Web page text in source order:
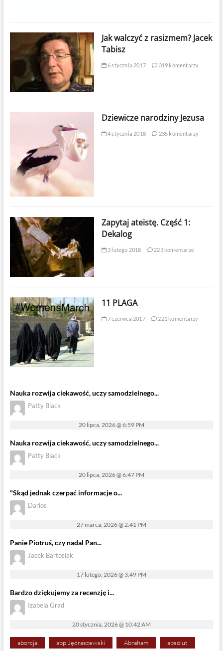
Jak walczyć z rasizmem? Jacek
Tabisz
6 stycznia 2017 319 komentarzy
Dziewicze narodziny Jezusa
4 stycznia 2018 235 komentarzy
Zapytaj ateistę. Część 1:
Dekalog
3 lutego 2018 223 komentarze
11 PLAGA
7 czerwca 2017 221 komentarzy
Nauka rozwija ciekawość, uczy samodzielnego...
Patty Black
20 lipca, 2026 @ 6:59 PM
Nauka rozwija ciekawość, uczy samodzielnego...
Patty Black
20 lipca, 2026 @ 6:47 PM
"Skąd jednak czerpać informacje o...
Darios
27 marca, 2026 @ 2:41 PM
Panie Piotruś, czy nadal Pan...
Jacek Bartosiak
17 lutego, 2026 @ 3:49 PM
Bardzo dziękujemy za recenzję i...
Izabela Grad
20 stycznia, 2026 @ 10:42 AM
aborcja abp Jędraszewski Abraham absolut